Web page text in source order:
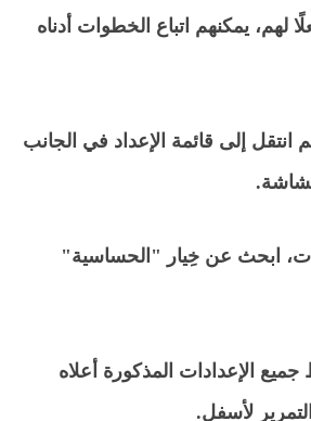
لهم، يمكنهم اتباع الخطوات أدناه
انتقل إلى قائمة الإعداد في الجانب
ابحث عن خِيار "الحساسية"
الإعدادات المذكورة أعلاه
لأسفل.